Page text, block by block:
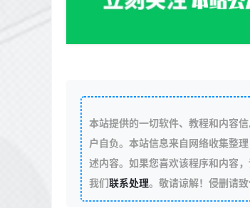
本站提供的一切软件、教程和内容
户自负。本站信息来自网络收集整
述内容。如果您喜欢该程序和内容
我们联系处理。敬请谅解！侵删请